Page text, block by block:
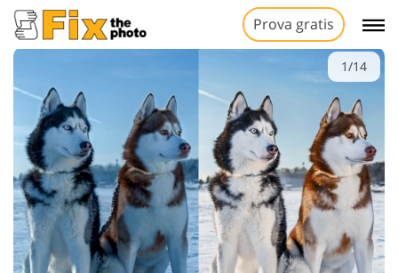
Prova gratis
1/14